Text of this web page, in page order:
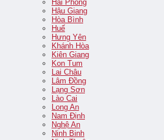
Hải Phòng
Hậu Giang
Hòa Bình
Huế
Hưng Yên
Khánh Hòa
Kiên Giang
Kon Tum
Lai Châu
Lâm Đồng
Lạng Sơn
Lào Cai
Long An
Nam Định
Nghệ An
Ninh Binh